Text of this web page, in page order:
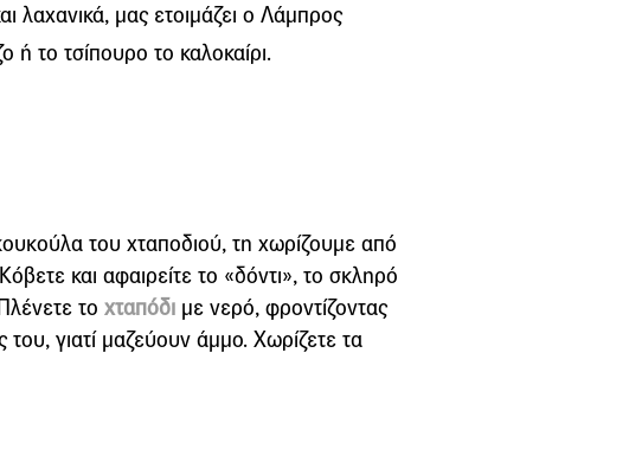
λαχανικά, μας ετοιμάζει ο Λάμπρος
ή το τσίπουρο το καλοκαίρι.
του χταποδιού, τη χωρίζουμε από
και αφαιρείτε το «δόντι», το σκληρό
το χταπόδι με νερό, φροντίζοντας
γιατί μαζεύουν άμμο. Χωρίζετε τα